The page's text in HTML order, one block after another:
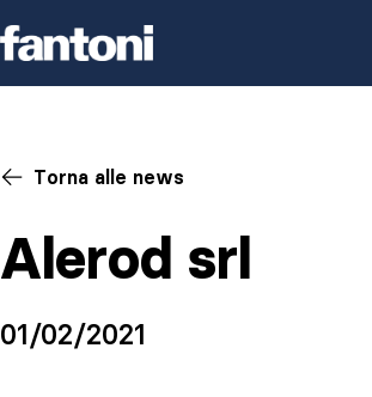
Torna alle news
Alerod srl
01/02/2021